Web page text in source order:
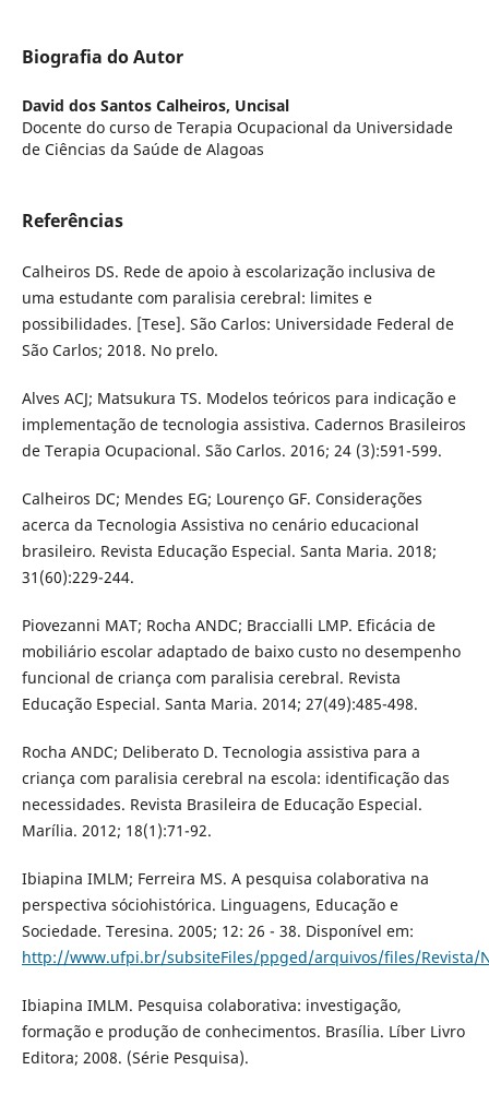
Biografia do Autor
David dos Santos Calheiros, Uncisal
Docente do curso de Terapia Ocupacional da Universidade
de Ciências da Saúde de Alagoas
Referências
Calheiros DS. Rede de apoio à escolarização inclusiva de
uma estudante com paralisia cerebral: limites e
possibilidades. [Tese]. São Carlos: Universidade Federal de
São Carlos; 2018. No prelo.
Alves ACJ; Matsukura TS. Modelos teóricos para indicação e
implementação de tecnologia assistiva. Cadernos Brasileiros
de Terapia Ocupacional. São Carlos. 2016; 24 (3):591-599.
Calheiros DC; Mendes EG; Lourenço GF. Considerações
acerca da Tecnologia Assistiva no cenário educacional
brasileiro. Revista Educação Especial. Santa Maria. 2018;
31(60):229-244.
Piovezanni MAT; Rocha ANDC; Braccialli LMP. Eficácia de
mobiliário escolar adaptado de baixo custo no desempenho
funcional de criança com paralisia cerebral. Revista
Educação Especial. Santa Maria. 2014; 27(49):485-498.
Rocha ANDC; Deliberato D. Tecnologia assistiva para a
criança com paralisia cerebral na escola: identificação das
necessidades. Revista Brasileira de Educação Especial.
Marília. 2012; 18(1):71-92.
Ibiapina IMLM; Ferreira MS. A pesquisa colaborativa na
perspectiva sóciohistórica. Linguagens, Educação e
Sociedade. Teresina. 2005; 12: 26 - 38. Disponível em:
http://www.ufpi.br/subsiteFiles/ppged/arquivos/files/Revista/
Ibiapina IMLM. Pesquisa colaborativa: investigação,
formação e produção de conhecimentos. Brasília. Líber Livro
Editora; 2008. (Série Pesquisa).